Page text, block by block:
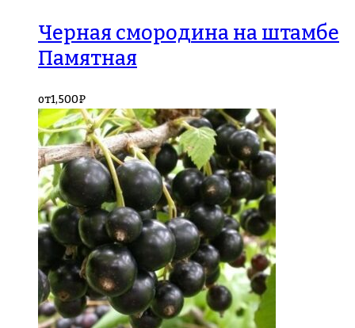
Черная смородина на штамбе
Памятная
от1,500₽